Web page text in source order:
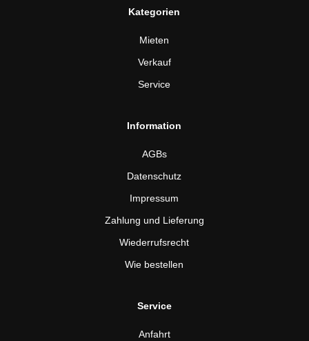
Kategorien
Mieten
Verkauf
Service
Information
AGBs
Datenschutz
Impressum
Zahlung und Lieferung
Wiederrufsrecht
Wie bestellen
Service
Anfahrt